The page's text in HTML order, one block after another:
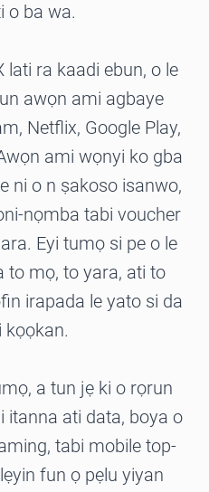
o ba wa.
lati ra kaadi ebun, o le
awọn ami agbaye
Netflix, Google Play,
ami wọnyi ko gba
ni o n ṣakoso isanwo,
nọmba tabi voucher
Eyi tumọ si pe o le
to mọ, to yara, ati to
irapada le yato si da
kọọkan.
a tun jẹ ki o rọrun
itanna ati data, boya o
tabi mobile top-
fun ọ pẹlu yiyan